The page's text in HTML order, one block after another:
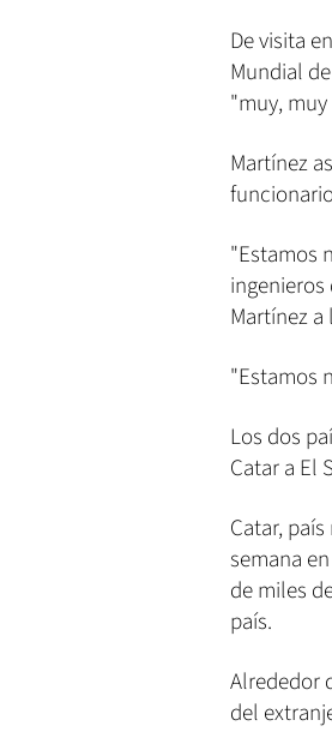
De visita
Mundial
"muy,
Martínez
"Estamos
Martínez
"Estamos
Los dos
Catar a El
Catar,
semana
de miles
país.
Alrededor
del